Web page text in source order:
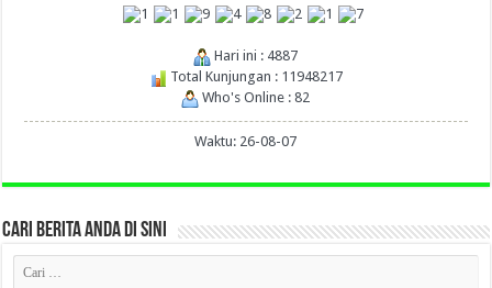
Hari ini : 4887
Total Kunjungan : 11948217
Who's Online : 82
Waktu: 26-08-07
CARI BERITA ANDA DI SINI